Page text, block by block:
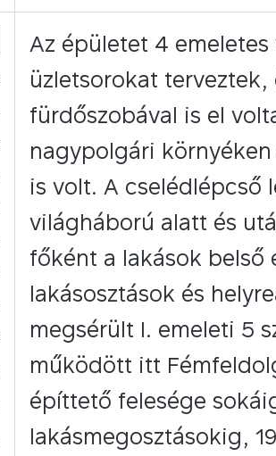
Az épületet 4
üzletsorokat terveztek,
fürdőszobával is el
nagypolgári
is volt. A cselédlépcső
világháború alatt és
főként a lakások
lakásosztások és
megsérült I. emeleti 5
működött itt
építtető felesége
lakásmegosztásokig,